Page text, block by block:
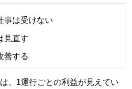
事は受けない
見直す
善する
、1運行ごとの利益が見えてい